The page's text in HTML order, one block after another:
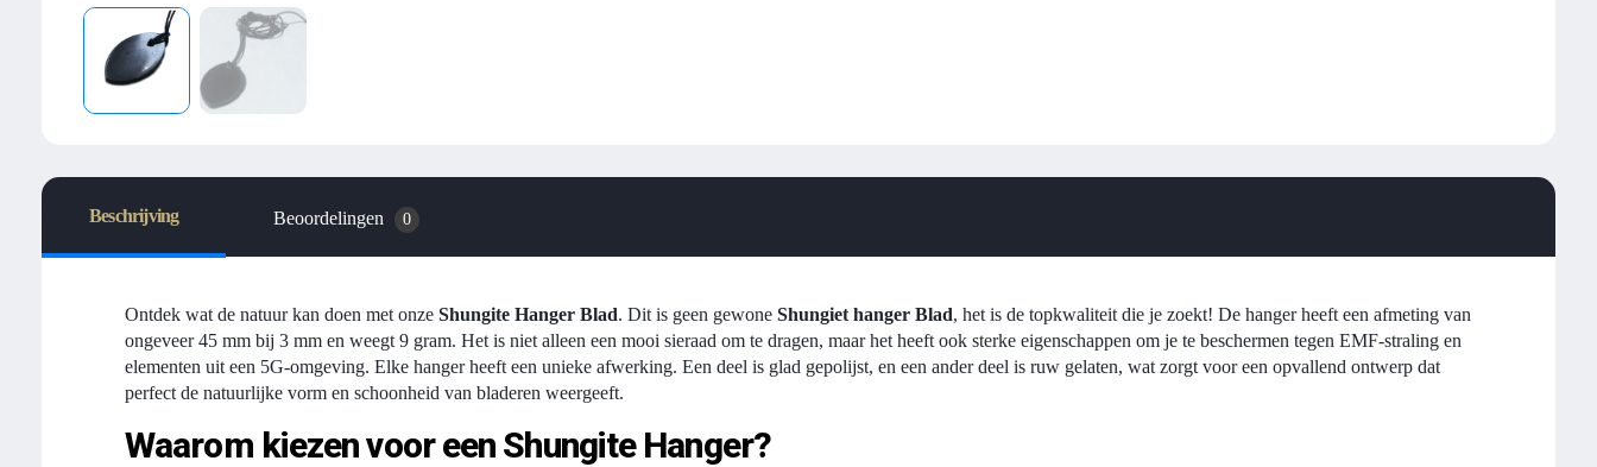
Beschrijving Beoordelingen 0
Ontdek wat de natuur kan doen met onzeShungite Hanger Blad. Dit is geen gewone Shungiet hanger Blad, het is de topkwaliteit die je zoekt! De hanger heeft een afmeting van
ongeveer 45 mm bij 3 mm en weegt 9 gram. Het is niet alleen een mooi sieraad om te dragen, maar het heeft ook sterke eigenschappen om je te beschermen tegen EMF-straling en
elementen uit een 5G-omgeving. Elke hanger heeft een unieke afwerking. Een deel is glad gepolijst, en een ander deel is ruw gelaten, wat zorgt voor een opvallend ontwerp dat
perfect de natuurlijke vorm en schoonheid van bladeren weergeeft.
Waarom kiezen voor een Shungite Hanger?